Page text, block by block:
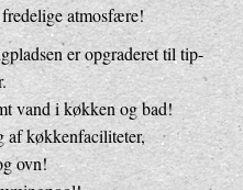
atmosfære!
er opgraderet til tip-
vand i køkken og bad!
af køkkenfaciliteter,
ovn!